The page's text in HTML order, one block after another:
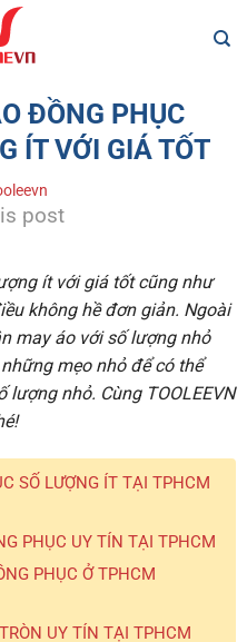
ĐỒNG PHỤC
ÍT VỚI GIÁ TỐT
post
ít với giá tốt cũng như
không hề đơn giản. Ngoài
may áo với số lượng nhỏ
mẹo nhỏ để có thể
nhỏ. Cùng TOOLEEVN
SỐ LƯỢNG ÍT TẠI TPHCM
PHỤC UY TÍN TẠI TPHCM
PHỤC Ở TPHCM
UY TÍN TẠI TPHCM